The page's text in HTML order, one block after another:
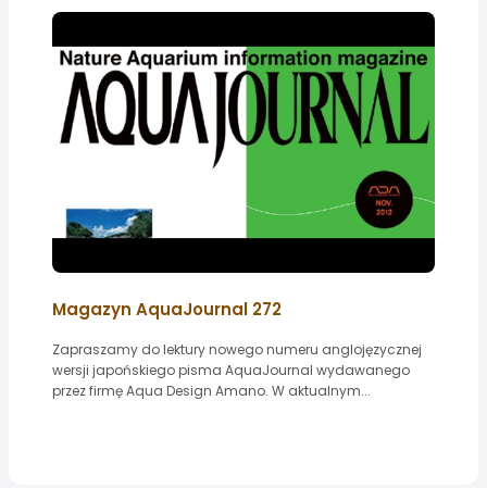
Magazyn AquaJournal 272
Zapraszamy do lektury nowego numeru anglojęzycznej
wersji japońskiego pisma AquaJournal wydawanego
przez firmę Aqua Design Amano. W aktualnym...